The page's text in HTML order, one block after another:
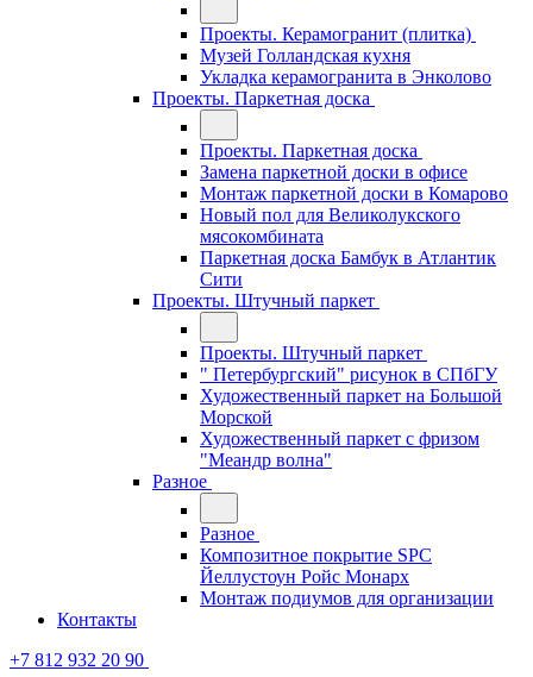
Проекты. Керамогранит (плитка)
Музей Голландская кухня
Укладка керамогранита в Энколово
Проекты. Паркетная доска
Проекты. Паркетная доска
Замена паркетной доски в офисе
Монтаж паркетной доски в Комарово
Новый пол для Великолукского
мясокомбината
Паркетная доска Бамбук в Атлантик
Сити
Проекты. Штучный паркет
Проекты. Штучный паркет
" Петербургский" рисунок в СПбГУ
Художественный паркет на Большой
Морской
Художественный паркет с фризом
"Меандр волна"
Разное
Разное
Композитное покрытие SPC
Йеллустоун Ройс Монарх
Монтаж подиумов для организации
Контакты
+7 812 932 20 90